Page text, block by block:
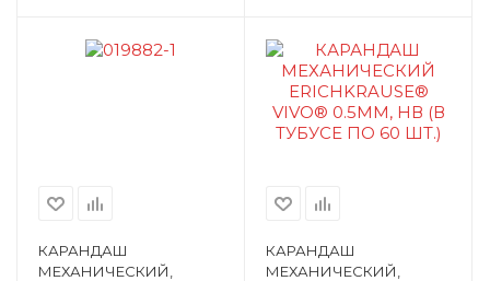
КАРАНДАШ
МЕХАНИЧЕСКИЙ,
КАРАНДАШ
МЕХАНИЧЕСКИЙ,